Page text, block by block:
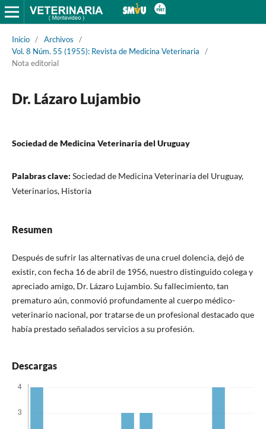
Inicio / Archivos
/
Vol. 8 Núm. 55 (1955): Revista de Medicina Veterinaria
/
Nota editorial
Dr. Lázaro Lujambio
Sociedad de Medicina Veterinaria del Uruguay
Palabras clave: Sociedad de Medicina Veterinaria del Uruguay,
Veterinarios, Historia
Resumen
Después de sufrir las alternativas de una cruel dolencia, dejó de
existir, con fecha 16 de abril de 1956, nuestro distinguido colega y
apreciado amigo, Dr. Lázaro Lujambio. Su fallecimiento, tan
prematuro aún, conmovió profundamente al cuerpo médico-
veterinario nacional, por tratarse de un profesional destacado que
había prestado señalados servicios a su profesión.
Descargas